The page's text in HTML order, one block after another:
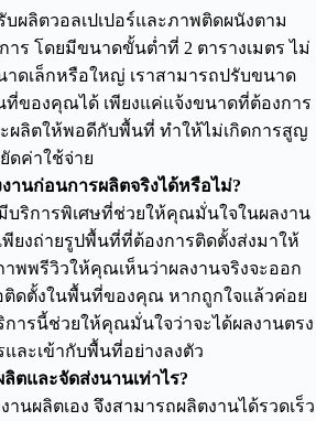
บผลิตวอลเปเปอร์และภาพติดผนังตาม
ร โดยมีขนาดขั้นต่ำที่ 2 ตารางเมตร ไม่
ดเล็กหรือใหญ่ เราสามารถปรับขนาด
ของคุณได้ เพียงแค่แจ้งขนาดที่ต้องการ
ผลิตให้พอดีกับพื้นที่ ทำให้ไม่เกิดการสูญ
ดค่าใช้จ่าย
านก่อนการผลิตจริงได้หรือไม่?
บริการพิเศษที่ช่วยให้คุณมั่นใจในผลงาน
พียงถ่ายรูปพื้นที่ที่ต้องการติดตั้งส่งมาให้
าพพรีวิวให้คุณเห็นว่าผลงานจริงจะออก
ติดตั้งในพื้นที่ของคุณ หากถูกใจแล้วค่อย
การนี้ช่วยให้คุณมั่นใจว่าจะได้ผลงานตรง
ละเข้ากับพื้นที่อย่างลงตัว
ลิตและจัดส่งนานเท่าไร?
านผลิตเอง จึงสามารถผลิตงานได้รวดเร็ว